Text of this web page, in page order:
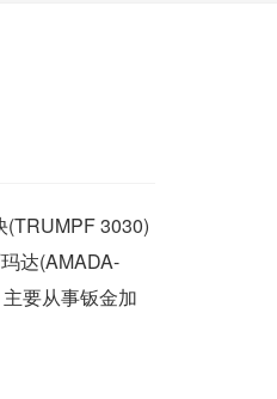
(TRUMPF 3030)
达(AMADA-
要从事钣金加